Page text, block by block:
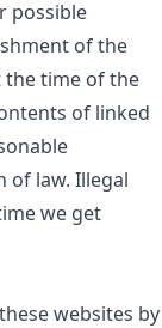
possible
of the
the time of the
of linked
of law. Illegal
we get
websites by